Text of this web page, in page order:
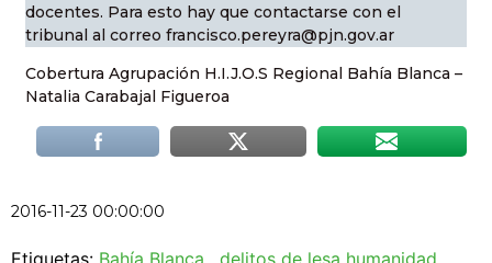
docentes. Para esto hay que contactarse con el
tribunal al correo francisco.pereyra@pjn.gov.ar
Cobertura Agrupación H.I.J.O.S Regional Bahía Blanca –
Natalia Carabajal Figueroa
2016-11-23 00:00:00